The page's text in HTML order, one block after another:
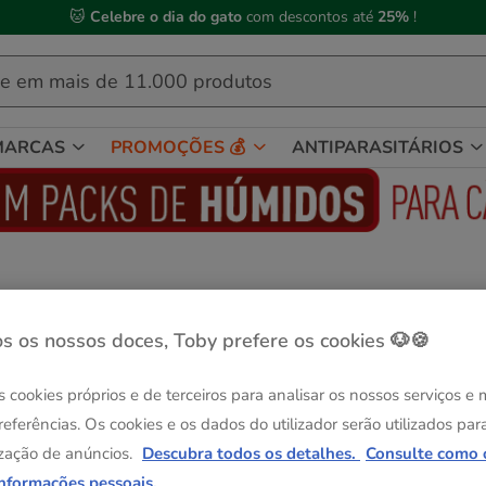
🐱 Celebre o dia do gato com descontos até 25% !
PROMOÇÕES 💰 ANTIPARASITÁRIOS
ERA
grandes
Peso:12 kg
12 kg
Sem Stock
os nossos doces, Toby prefere os cookies 🐶🍪
cookies próprios e de terceiros para analisar os nossos serviços e
Os cookies e os dados do utilizador serão utilizados
de anúncios. Descubra todos os detalhes. Consulte como